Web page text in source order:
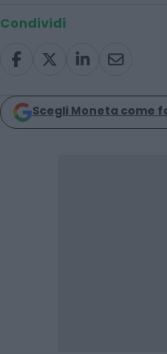
Condividi
Scegli Moneta come